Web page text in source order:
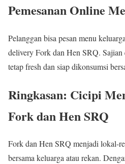
Pemesanan Online
Pelanggan bisa pesan menu
delivery Fork dan Hen SRQ.
tetap fresh dan siap dikonsumsi
Ringkasan: Cicipi
Fork dan Hen SRQ
Fork dan Hen SRQ menjadi lokal-
bersama keluarga atau rekan.